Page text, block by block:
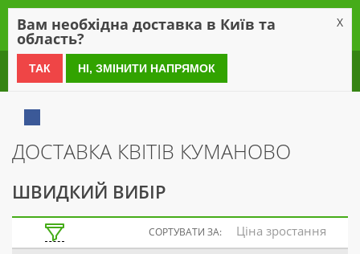
0 800 21 54 55
ДОСТАВКА КВІТІВ КУМАНОВО
ШВИДКИЙ ВИБІР
СОРТУВАТИ ЗА: Ціна зростання
Вам необхідна доставка в Київ та
область?
X
ТАК НІ, ЗМІНИТИ НАПРЯМОК